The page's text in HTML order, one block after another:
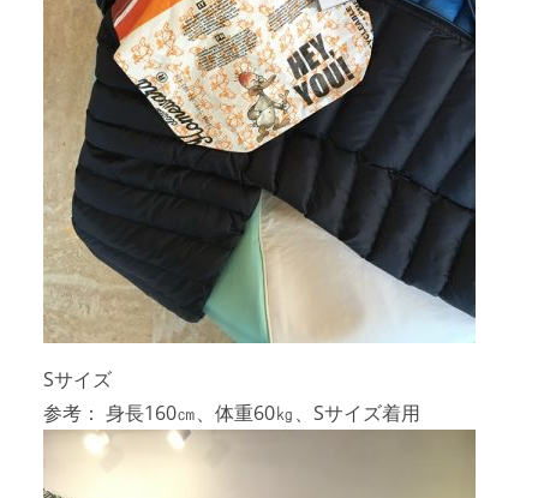
Sサイズ
参考： 身長160㎝、体重60㎏、Sサイズ着用